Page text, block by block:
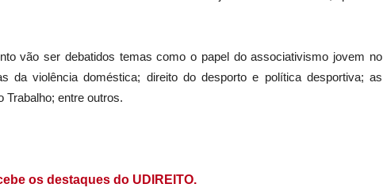
vão ser debatidos temas como o papel do associativismo jovem no
da violência doméstica; direito do desporto e política desportiva; as
Trabalho; entre outros.
os destaques do UDIREITO.